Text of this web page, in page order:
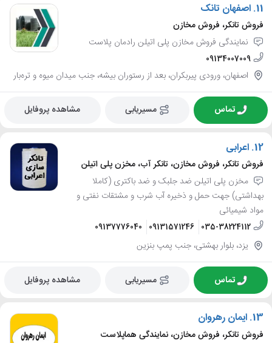
11. اصفهان تانک
فروش تانکر، فروش مخازن
نمایندگی فروش مخازن پلی اتیلن رادمان پلاست
09134007009
اصفهان، ورودی پیربکران، بعد از رستوران بیشه، جنب میدان میوه و تره‌بار
تماس مسیریابی مشاهده پروفایل
12. اعرابی
فروش تانکر، فروش مخازن، تانکر آب، مخزن پلی اتیلن
مخزن پلی اتیلن ضد جلبک و ضد باکتری (کاملا
بهداشتی) جهت حمل و ذخیره آب شرب و مشتقات نفتی و
مواد شیمیائی
035-38224112
09131571246
09137776040
یزد، بلوار بهشتی، جنب پمپ بنزین
تماس مسیریابی مشاهده پروفایل
13. ایمان رهروان
فروش تانکر، فروش مخازن، نمایندگی هماپلاست